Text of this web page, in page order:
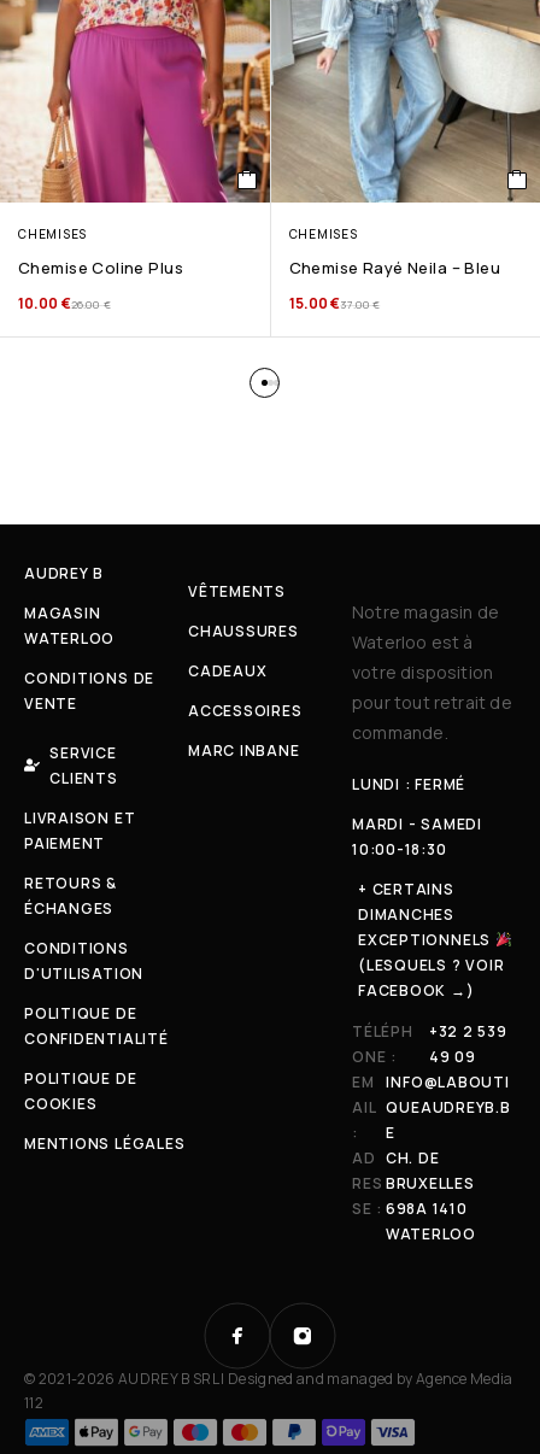
CHEMISES
Chemise Coline Plus
26.00€
10.00 €
CHEMISES
Chemise Rayé Neila – Bleu
37.00€
15.00€
AUDREY B
MAGASIN
WATERLOO
CONDITIONS DE
VENTE
SERVICE
CLIENTS
LIVRAISON ET
PAIEMENT
RETOURS &
ÉCHANGES
CONDITIONS
D'UTILISATION
POLITIQUE DE
CONFIDENTIALITÉ
POLITIQUE DE
COOKIES
MENTIONS LÉGALES
VÊTEMENTS
CHAUSSURES
CADEAUX
ACCESSOIRES
MARC INBANE
Notre magasin de
Waterloo est à
votre disposition
pour tout retrait de
commande.
LUNDI : FERMÉ
MARDI - SAMEDI
10:00-18:30
+ CERTAINS
DIMANCHES
EXCEPTIONNELS
(LESQUELS ? VOIR
FACEBOOK →)
TÉLÉPH
ONE :
+32 2 539
49 09
EM
AIL
:
INFO@LABOUTI
QUEAUDREYB.B
E
AD
RES
SE :
CH. DE
BRUXELLES
698A 1410
WATERLOO
© 2021-2026 AUDREY B SRL | Designed and managed byAgence Media
112